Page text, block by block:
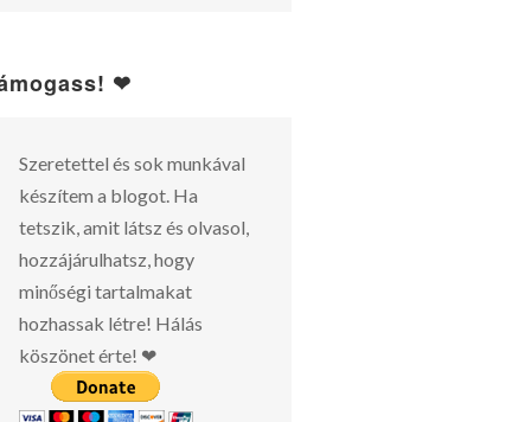
❤
Szeretettel és sok munkával
készítem a blogot. Ha
tetszik, amit látsz és olvasol,
hozzájárulhatsz, hogy
minőségi tartalmakat
hozhassak létre! Hálás
köszönet érte! ❤